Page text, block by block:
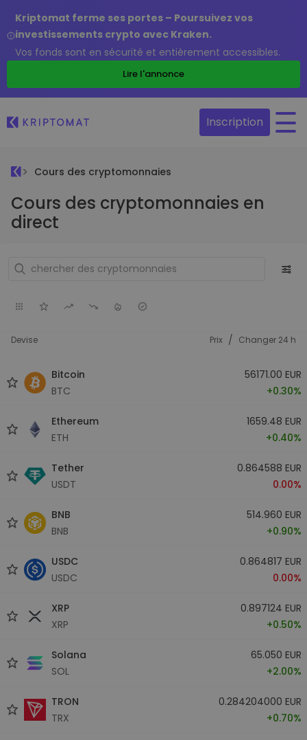
Kriptomat ferme ses portes – Poursuivez vos
investissements crypto avec Kraken.
Vos fonds sont en sécurité et entièrement accessibles.
Lire l'annonce
Inscription
Cours des cryptomonnaies
Cours des cryptomonnaies en
direct
Devise Prix / Changer 24 h
Bitcoin
BTC
56171.00 EUR
+0.30%
Ethereum
ETH
1659.48 EUR
+0.40%
Tether
USDT
0.864588 EUR
0.00%
BNB
BNB
514.960 EUR
+0.90%
USDC
USDC
0.864817 EUR
0.00%
XRP
XRP
0.897124 EUR
+0.50%
Solana
SOL
65.050 EUR
+2.00%
TRON
TRX
0.284204000 EUR
+0.70%